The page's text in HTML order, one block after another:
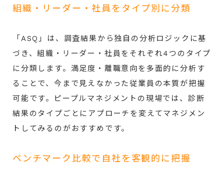
組織・リーダー・社員をタイプ別に分類
「ASQ」は、調査結果から独自の分析ロジックに基
づき、組織・リーダー・社員をそれぞれ4つのタイプ
に分類します。満足度・離職意向を多面的に分析す
ることで、今まで見えなかった従業員の本質が把握
可能です。ピープルマネジメントの現場では、診断
結果のタイプごとにアプローチを変えてマネジメン
トしてみるのがおすすめです。
ベンチマーク比較で自社を客観的に把握